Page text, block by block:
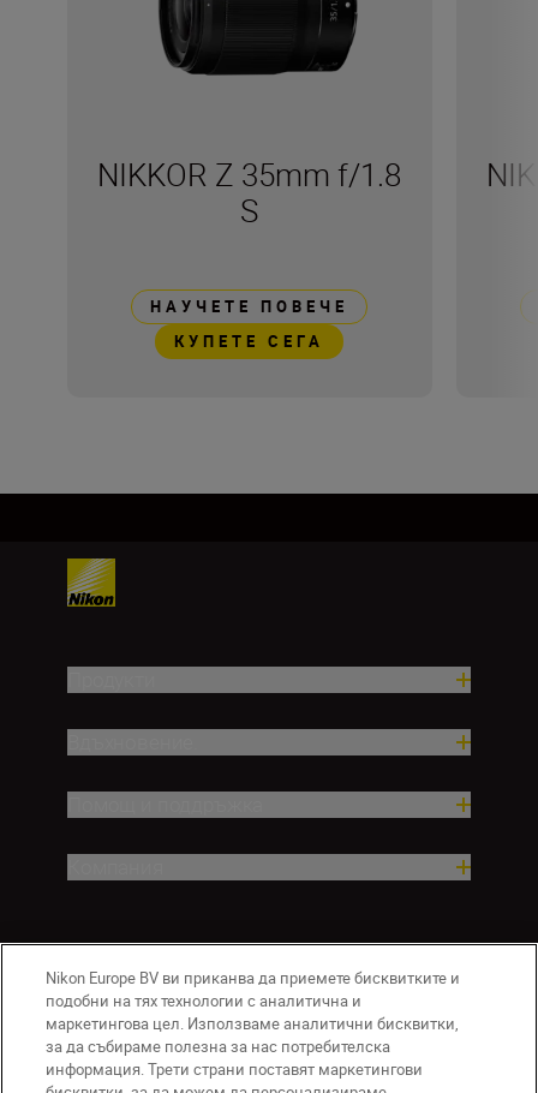
NIKKOR Z 35mm f/1.8
S
НАУЧЕТЕ ПОВЕЧЕ
КУПЕТЕ СЕГА
Nikon Europe BV ви приканва да приемете бисквитките и
подобни на тях технологии с аналитична и
маркетингова цел. Използваме аналитични бисквитки,
за да събираме полезна за нас потребителска
информация. Трети страни поставят маркетингови